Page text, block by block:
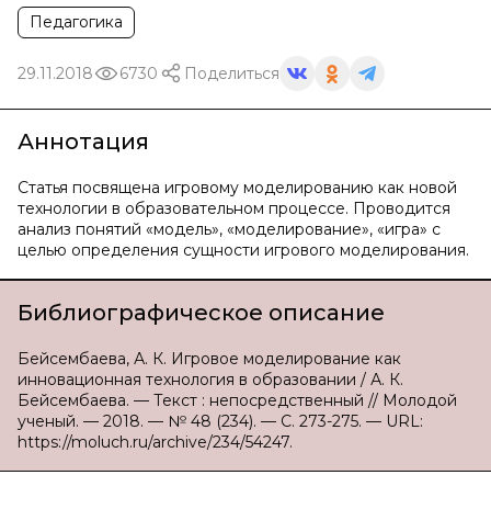
Педагогика
29.11.2018 6730 Поделиться
Аннотация
Статья посвящена игровому моделированию как новой
технологии в образовательном процессе. Проводится
анализ понятий «модель», «моделирование», «игра» с
целью определения сущности игрового моделирования.
Библиографическое описание
Бейсембаева, А. К. Игровое моделирование как
инновационная технология в образовании / А. К.
Бейсембаева. — Текст : непосредственный // Молодой
ученый. — 2018. — № 48 (234). — С. 273-275. — URL:
https://moluch.ru/archive/234/54247.